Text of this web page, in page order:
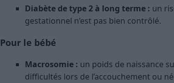
Diabète de type 2 à long terme : un
gestationnel n’est pas bien contrôlé.
Pour le bébé
Macrosomie : un poids de naissance
difficultés lors de l’accouchement ou